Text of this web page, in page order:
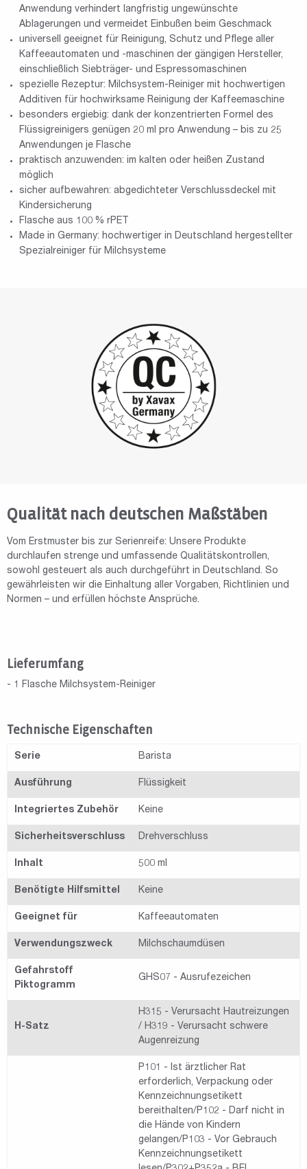
Anwendung verhindert langfristig ungewünschte
Ablagerungen und vermeidet Einbußen beim Geschmack
universell geeignet für Reinigung, Schutz und Pflege aller
Kaffeeautomaten und -maschinen der gängigen Hersteller,
einschließlich Siebträger- und Espressomaschinen
spezielle Rezeptur: Milchsystem-Reiniger mit hochwertigen
Additiven für hochwirksame Reinigung der Kaffeemaschine
besonders ergiebig: dank der konzentrierten Formel des
Flüssigreinigers genügen 20 ml pro Anwendung – bis zu 25
Anwendungen je Flasche
praktisch anzuwenden: im kalten oder heißen Zustand
möglich
sicher aufbewahren: abgedichteter Verschlussdeckel mit
Kindersicherung
Flasche aus 100 % rPET
Made in Germany: hochwertiger in Deutschland hergestellter
Spezialreiniger für Milchsysteme
Qualität nach deutschen Maßstäben
Vom Erstmuster bis zur Serienreife: Unsere Produkte
durchlaufen strenge und umfassende Qualitätskontrollen,
sowohl gesteuert als auch durchgeführt in Deutschland. So
gewährleisten wir die Einhaltung aller Vorgaben, Richtlinien und
Normen – und erfüllen höchste Ansprüche.
Lieferumfang
- 1 Flasche Milchsystem-Reiniger
Technische Eigenschaften
Serie Barista
Ausführung Flüssigkeit
Integriertes Zubehör Keine
Sicherheitsverschluss Drehverschluss
Inhalt 500 ml
Benötigte Hilfsmittel Keine
Geeignet für Kaffeeautomaten
Verwendungszweck Milchschaumdüsen
Gefahrstoff
Piktogramm
GHS07 - Ausrufezeichen
H-Satz
H315 - Verursacht Hautreizungen
/ H319 - Verursacht schwere
Augenreizung
P101 - Ist ärztlicher Rat
erforderlich, Verpackung oder
Kennzeichnungsetikett
bereithalten/P102 - Darf nicht in
die Hände von Kindern
gelangen/P103 - Vor Gebrauch
Kennzeichnungsetikett